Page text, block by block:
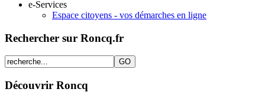
e-Services
Espace citoyens - vos démarches en ligne
Rechercher sur Roncq.fr
Découvrir Roncq